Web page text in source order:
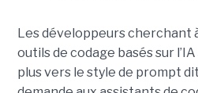
Les développeurs cherchant
outils de codage basés sur
plus vers le style de prompt dit